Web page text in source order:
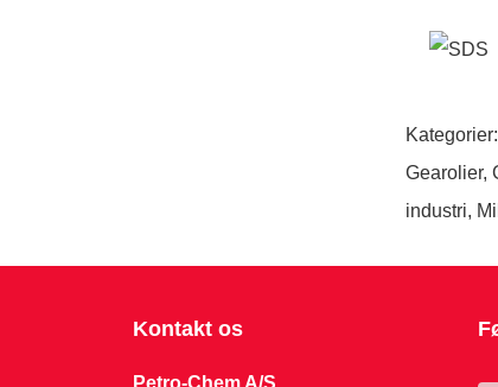
Kategorier:
Gearolier,
industri,
Kontakt os
Petro-Chem A/S